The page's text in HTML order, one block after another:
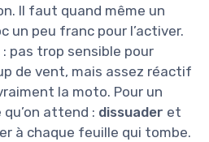
Il faut quand même un
un peu franc pour l’activer.
pas trop sensible pour
de vent, mais assez réactif
la moto. Pour un
qu’on attend : dissuader et
à chaque feuille qui tombe.